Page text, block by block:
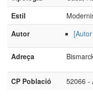
Estil
Autor